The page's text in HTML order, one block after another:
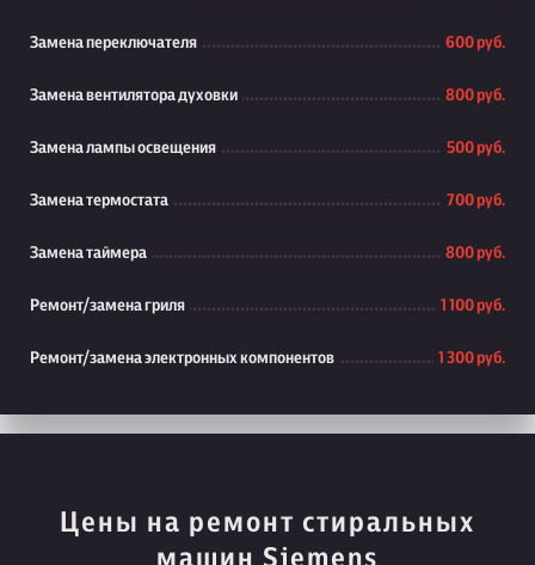
Замена переключателя 600 руб.
Замена вентилятора духовки 800 руб.
Замена лампы освещения 500 руб.
Замена термостата 700 руб.
Замена таймера 800 руб.
Ремонт/замена гриля 1 100 руб.
Ремонт/замена электронных компонентов 1 300 руб.
Цены на ремонт стиральных
машин Siemens